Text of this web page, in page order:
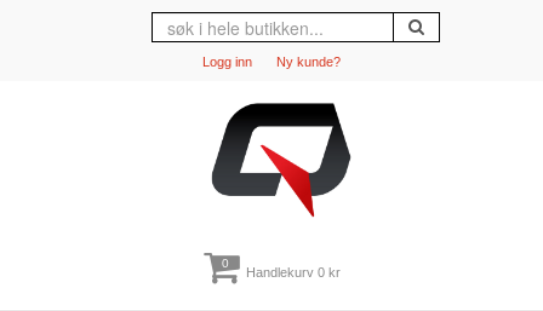
Logg inn Ny kunde?
0
Handlekurv 0 kr